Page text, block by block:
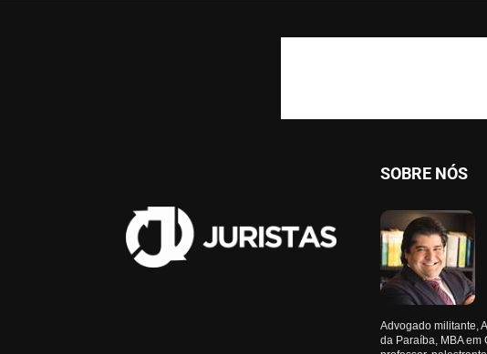
SOBRE NÓS
Advogado militante,
da Paraíba, MBA em